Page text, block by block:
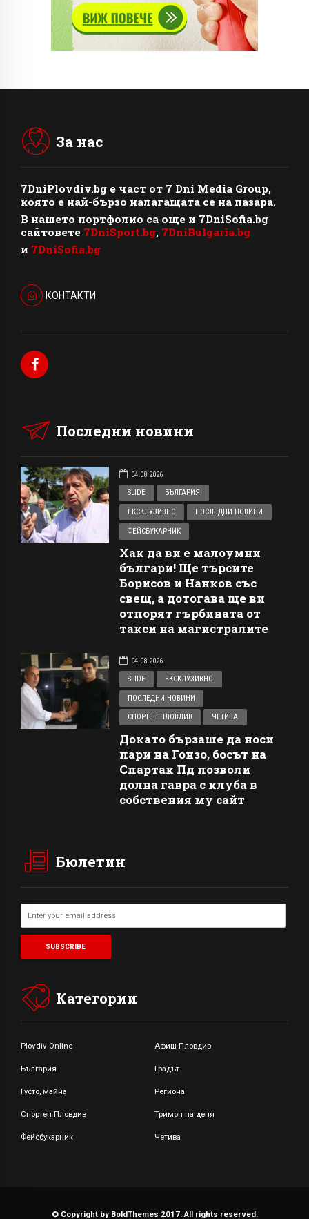
За нас
7DniPlovdiv.bg e част от 7 Dni Media Group,
която е най-бързо налагащата се на пазара.
В нашето портфолио са още и 7DniSofia.bg
сайтовете 7DniSport.bg, 7DniBulgaria.bg
и 7DniSofia.bg
КОНТАКТИ
Последни новини
04.08.2026
SLIDE
БЪЛГАРИЯ
ЕКСКЛУЗИВНО ПОСЛЕДНИ НОВИНИ
ФЕЙСБУКАРНИК
Хак да ви е малоумни
българи! Ще търсите
Борисов и Нанков със
свещ, а дотогава ще ви
отпорят гърбината от
такси на магистралите
04.08.2026
SLIDE
ЕКСКЛУЗИВНО
ПОСЛЕДНИ НОВИНИ
СПОРТЕН ПЛОВДИВ ЧЕТИВА
Докато бързаше да носи
пари на Гонзо, босът на
Спартак Пд позволи
долна гавра с клуба в
собствения му сайт
Бюлетин
Категории
Plovdiv Online Афиш Пловдив
България Градът
Густо, майна Региона
Спортен Пловдив Тримон на деня
Фейсбукарник Четива
© Copyright by BoldThemes 2017. All rights reserved.